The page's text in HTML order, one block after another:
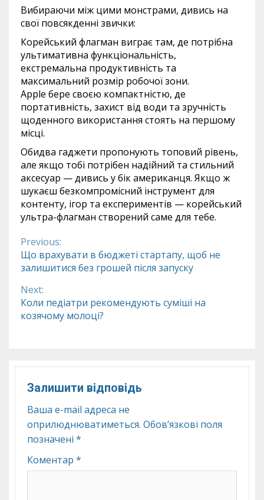
Вибираючи між цими монстрами, дивись на
свої повсякденні звички:
Корейський флагман виграє там, де потрібна
ультимативна функціональність,
екстремальна продуктивність та
максимальний розмір робочої зони.
Apple бере своєю компактністю, де
портативність, захист від води та зручність
щоденного використання стоять на першому
місці.
Обидва гаджети пропонують топовий рівень,
але якщо тобі потрібен надійний та стильний
аксесуар — дивись у бік американця. Якщо ж
шукаєш безкомпромісний інструмент для
контенту, ігор та експериментів — корейський
ультра-флагман створений саме для тебе.
Continue
Reading
Previous:
Що врахувати в бюджеті стартапу, щоб не
залишитися без грошей після запуску
Next:
Коли педіатри рекомендують суміші на
козячому молоці?
Залишити відповідь
Ваша e-mail адреса не
оприлюднюватиметься. Обов’язкові поля
позначені *
Коментар *